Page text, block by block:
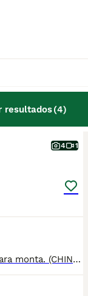
resultados(4)
4 1
Semental BRITISH SHORTAIR GOLDEN para monta. (CHINCHILLA). Pelaje dorado expectacular, ojos azules intensos y excelente tipo de raza. Tlfno.: 679971075. PEDIGRI COMPLETO TESTADO NEGATIVO PKD, FIV Y FELV DULCE TEMPERAMENTO Perfecto para camadas GOLDEN de calidad. Nº Registro ES281271000009 Nº CHIP 90021500095466